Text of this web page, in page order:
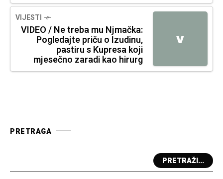
V
VIJESTI
VIDEO / Ne treba mu Njmačka:
Pogledajte priču o Izudinu,
pastiru s Kupresa koji
mjesečno zaradi kao hirurg
PRETRAGA
PRETRAŽI...